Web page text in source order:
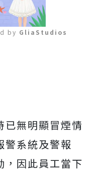
by GliaStudios
已無明顯冒煙情
警系統及警報
，因此員工當下